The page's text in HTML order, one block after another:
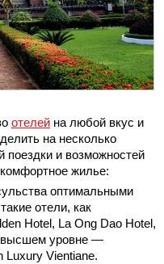
отелей на любой вкус и
на несколько
поездки и возможностей
жилье:
оптимальными
отели, как
Hotel, La Ong Dao Hotel,
высшем уровне —
Luxury Vientiane.